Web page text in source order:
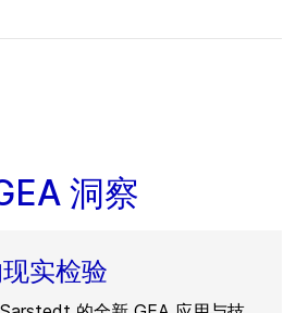
洞察
实检验